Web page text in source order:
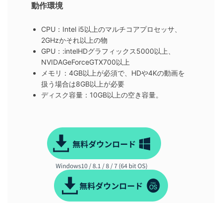
動作環境
CPU：Intel i5以上のマルチコアプロセッサ、
2GHzかそれ以上の物
GPU：:intelHDグラフィックス5000以上、
NVIDAGeForceGTX700以上
メモリ：4GB以上が必須で、HDや4Kの動画を
扱う場合は8GB以上が必要
ディスク容量：10GB以上の空き容量。